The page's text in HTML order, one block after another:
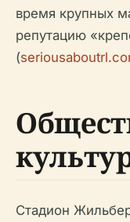
время крупных
репутацию
(
Стадион